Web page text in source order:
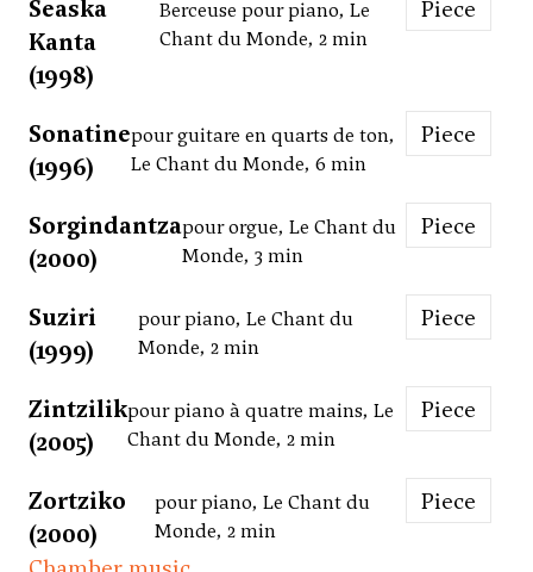
Seaska
Kanta
(1998)
Berceuse pour piano, Le
Chant du Monde, 2 min
Piece
Sonatine
(1996)
pour guitare en quarts de ton,
Le Chant du Monde, 6 min
Piece
Sorgindantza
(2000)
pour orgue, Le Chant du
Monde, 3 min
Piece
Suziri
(1999)
pour piano, Le Chant du
Monde, 2 min
Piece
Zintzilik
(2005)
pour piano à quatre mains, Le
Chant du Monde, 2 min
Piece
Zortziko
(2000)
pour piano, Le Chant du
Monde, 2 min
Piece